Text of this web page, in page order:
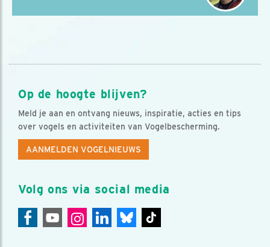
Op de hoogte blijven?
Meld je aan en ontvang nieuws, inspiratie, acties en tips
over vogels en activiteiten van Vogelbescherming.
AANMELDEN VOGELNIEUWS
Volg ons via social media